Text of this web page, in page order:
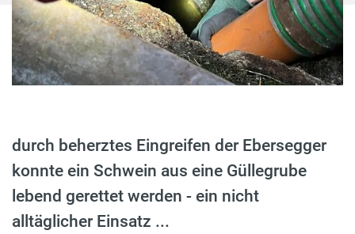
durch beherztes Eingreifen der Ebersegger
konnte ein Schwein aus eine Güllegrube
lebend gerettet werden - ein nicht
alltäglicher Einsatz ...